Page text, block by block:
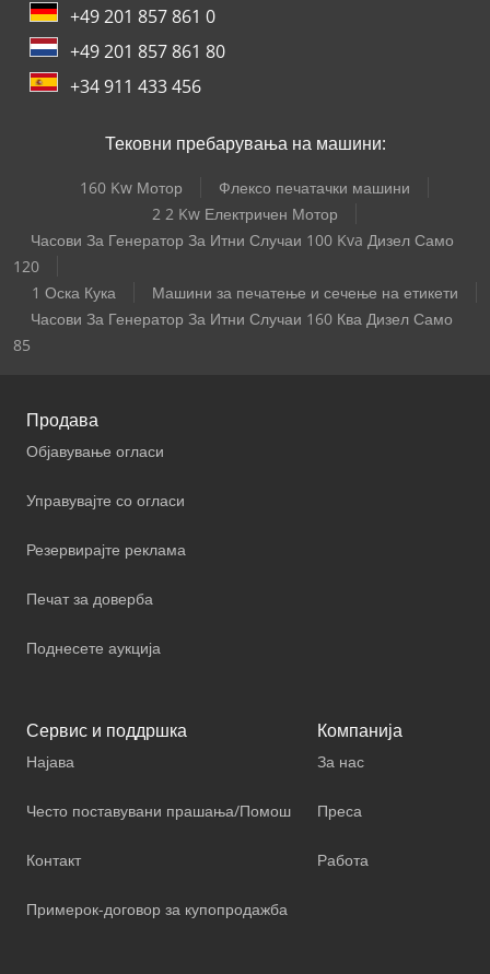
+49 201 857 861 0
+49 201 857 861 80
+34 911 433 456
Тековни пребарувања на машини:
160 Kw Мотор
Флексо печатачки машини
2 2 Kw Електричен Мотор
Часови За Генератор За Итни Случаи 100 Kva Дизел Само
120
1 Оска Кука
Машини за печатење и сечење на етикети
Часови За Генератор За Итни Случаи 160 Ква Дизел Само
85
Продава
Објавување огласи
Управувајте со огласи
Резервирајте реклама
Печат за доверба
Поднесете аукција
Сервис и поддршка
Најава
Често поставувани прашања/Помош
Контакт
Примерок-договор за купопродажба
Компанија
За нас
Преса
Работа